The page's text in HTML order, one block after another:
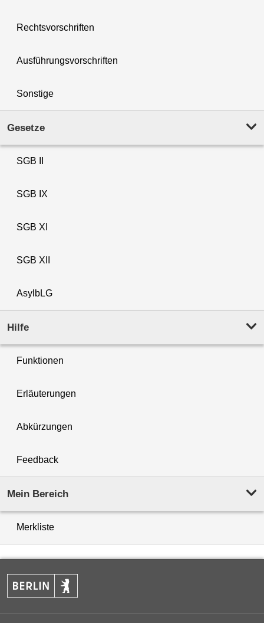
Rechtsvorschriften
Ausführungsvorschriften
Sonstige
Gesetze
SGB II
SGB IX
SGB XI
SGB XII
AsylbLG
Hilfe
Funktionen
Erläuterungen
Abkürzungen
Feedback
Mein Bereich
Merkliste